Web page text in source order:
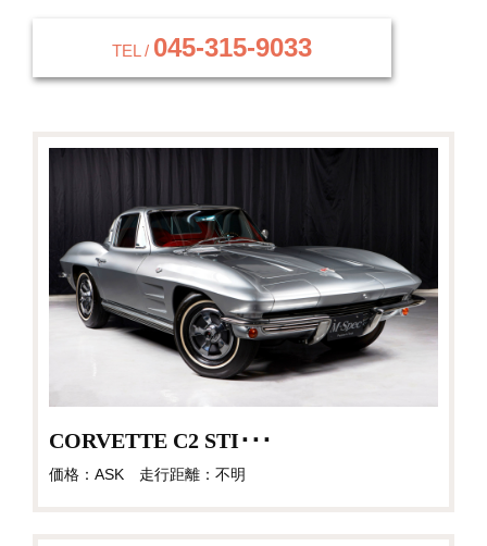
TEL / 045-315-9033
CORVETTE C2 STI･･･
価格：ASK 走行距離：不明